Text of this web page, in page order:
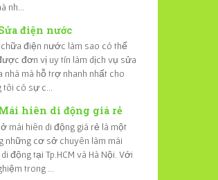
nh...
điện nước
điện nước làm sao có thể
đơn vị uy tín làm dịch vụ sửa
nhà mà hỗ trợ nhanh nhất cho
tôi có sự c...
hiên di động giá rẻ
mái hiên di động giá rẻ là một
những cơ sở chuyên làm mái
động tại Tp.HCM và Hà Nội. Với
trong ...